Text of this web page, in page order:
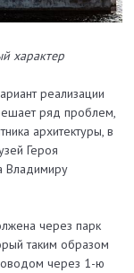
характер
реализации
ряд проблем,
архитектуры, в
Героя
Владимиру
через парк
таким образом
через 1-ю